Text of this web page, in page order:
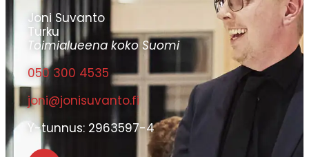
Joni Suvanto
Turku
Toimialueena koko Suomi
050 300 4535
joni@jonisuvanto.fi
Y-tunnus: 2963597-4